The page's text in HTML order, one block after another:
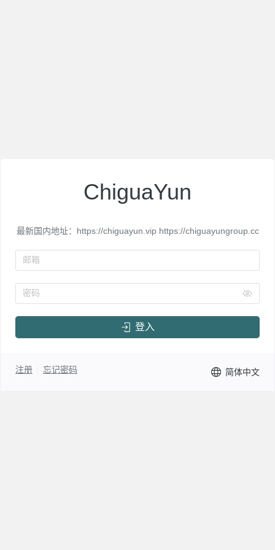
ChiguaYun
最新国内地址：https://chiguayun.vip https://chiguayungroup.cc
邮箱
密码
登入
注册 忘记密码 简体中文